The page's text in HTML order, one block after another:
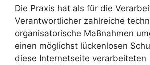
Die Praxis hat als für die
Verantwortlicher zahlreiche
organisatorische Maßnahmen
einen möglichst lückenlosen
diese Internetseite verarbeiteten